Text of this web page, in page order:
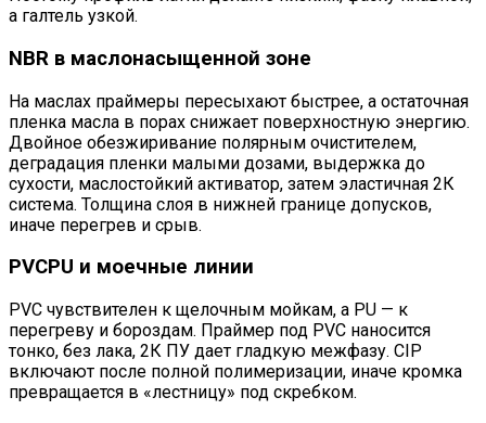
а галтель узкой.
NBR в маслонасыщенной зоне
На маслах праймеры пересыхают быстрее, а остаточная
пленка масла в порах снижает поверхностную энергию.
Двойное обезжиривание полярным очистителем,
деградация пленки малыми дозами, выдержка до
сухости, маслостойкий активатор, затем эластичная 2К
система. Толщина слоя в нижней границе допусков,
иначе перегрев и срыв.
PVCPU и моечные линии
PVC чувствителен к щелочным мойкам, а PU — к
перегреву и бороздам. Праймер под PVC наносится
тонко, без лака, 2К ПУ дает гладкую межфазу. CIP
включают после полной полимеризации, иначе кромка
превращается в «лестницу» под скребком.